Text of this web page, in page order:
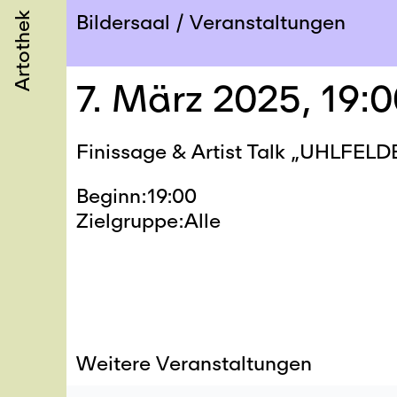
Artothek Bildersaal Veranstaltungen
7. März 2025,
Finissage & Artist Talk
Beginn 19:00
Zielgruppe Alle
Weitere Veranstaltungen